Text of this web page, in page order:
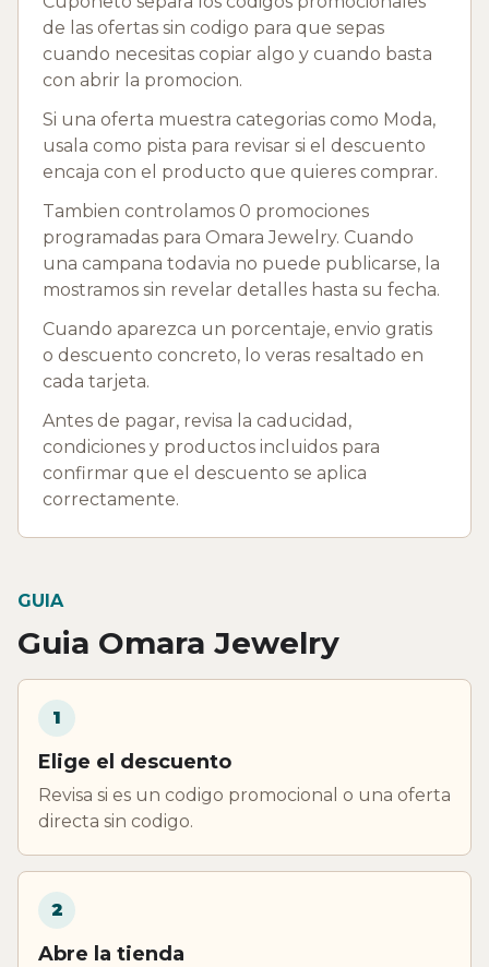
de las ofertas sin codigo para que sepas
cuando necesitas copiar algo y cuando basta
con abrir la promocion.
Si una oferta muestra categorias como Moda,
usala como pista para revisar si el descuento
encaja con el producto que quieres comprar.
Tambien controlamos 0 promociones
programadas para Omara Jewelry. Cuando
una campana todavia no puede publicarse, la
mostramos sin revelar detalles hasta su fecha.
Cuando aparezca un porcentaje, envio gratis
o descuento concreto, lo veras resaltado en
cada tarjeta.
Antes de pagar, revisa la caducidad,
condiciones y productos incluidos para
confirmar que el descuento se aplica
correctamente.
GUIA
Guia Omara Jewelry
1
Elige el descuento
Revisa si es un codigo promocional o una oferta
directa sin codigo.
2
Abre la tienda